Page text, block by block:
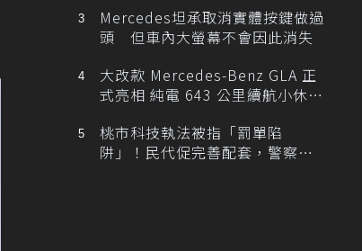
Mercedes坦承取消實體按鍵做過
頭 但車內大螢幕不會因此消失
大改款 Mercedes-Benz GLA 正
式亮相 純電 643 公里續航小休
桃市科技執法被指「罰單陷
阱」！民代促完善配套，警察局